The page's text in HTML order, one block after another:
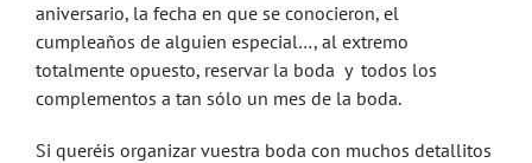
aniversario, la fecha en que se conocieron, el
cumpleaños de alguien especial…, al extremo
totalmente opuesto, reservar la boda y todos los
complementos a tan sólo un mes de la boda.
Si queréis organizar vuestra boda con muchos detallitos